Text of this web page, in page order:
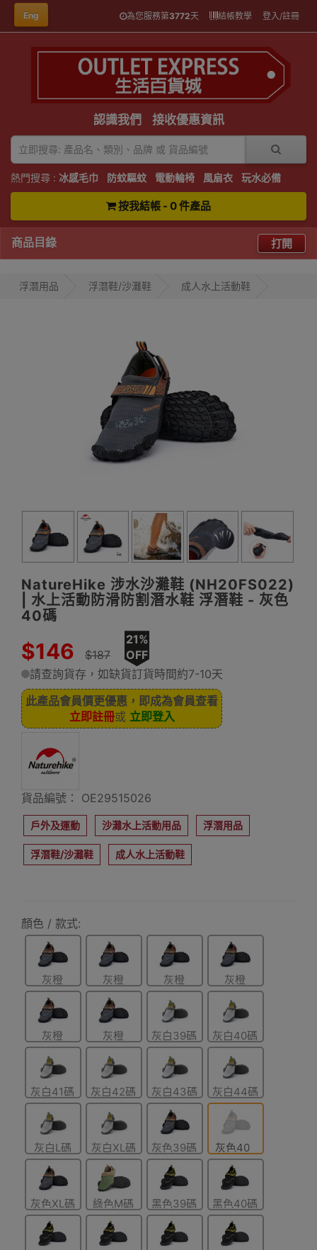
Eng 為您服務第3772天 結帳教學 登入/註冊
認識我們 接收優惠資訊
熱門搜尋 : 冰感毛巾 防蚊驅蚊 電動輪椅 風扇衣 玩水必備
按我結帳 - 0 件產品
商品目錄 打開
浮潛用品 浮潛鞋/沙灘鞋 成人水上活動鞋
NatureHike 涉水沙灘鞋 (NH20FS022)
| 水上活動防滑防割潛水鞋 浮潛鞋 - 灰色
40碼
$146 $187
21%
OFF
請查詢貨存，如缺貨訂貨時間約7-10天
此產品會員價更優惠，即成為會員查看
立即註冊或 立即登入
貨品編號： OE29515026
戶外及運動 沙灘水上活動用品 浮潛用品
浮潛鞋/沙灘鞋 成人水上活動鞋
顏色 / 款式:
灰橙
色-41碼
灰橙
色-43碼
灰橙
色-44碼
灰橙
色-45碼
灰橙
色-46碼
灰橙
色-47碼
灰白39碼 灰白40碼
灰白41碼 灰白42碼 灰白43碼 灰白44碼
灰白L碼
41-42
灰白XL碼
43-44
灰色39碼
灰色40
碼
灰色XL碼
43-44
綠色M碼
39-40
黑色39碼 黑色40碼